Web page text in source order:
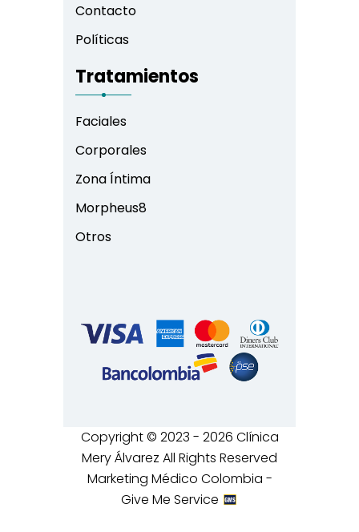
Contacto
Políticas
Tratamientos
Faciales
Corporales
Zona Íntima
Morpheus8
Otros
Copyright © 2023 - 2026 Clínica
Mery Álvarez All Rights Reserved
Marketing Médico Colombia -
Give Me Service